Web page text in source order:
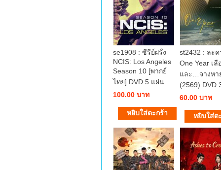
se1908 : ซีรีย์ฝรั่ง
NCIS: Los Angeles
Season 10 [พากย์
ไทย] DVD 5 แผ่น
100.00 บาท
st2432 : ละค
One Year เลื
และ…จางหา
(2569) DVD
60.00 บาท